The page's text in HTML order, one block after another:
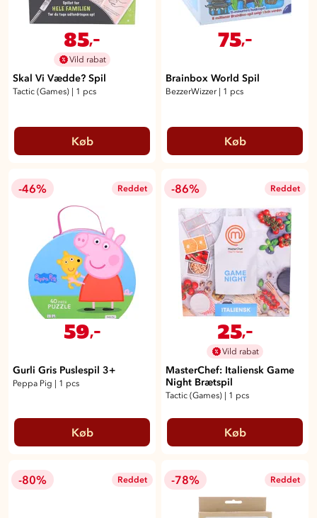
85,-
Vild rabat
Skal Vi Vædde? Spil
Tactic (Games) 1 pcs
Køb
75,-
Brainbox World Spil
BezzerWizzer 1 pcs
Køb
-46% Reddet
59 ,-
Gurli Gris Puslespil 3+
Peppa Pig | 1 pcs
Køb
-86% Reddet
25,-
Vild rabat
MasterChef: Italiensk Game
Night Brætspil
Tactic (Games) | 1 pcs
Køb
-80% Reddet -78% Reddet